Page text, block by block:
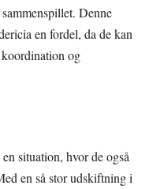
Denne
en fordel, da de kan
og
situation, hvor de også
en så stor udskiftning i